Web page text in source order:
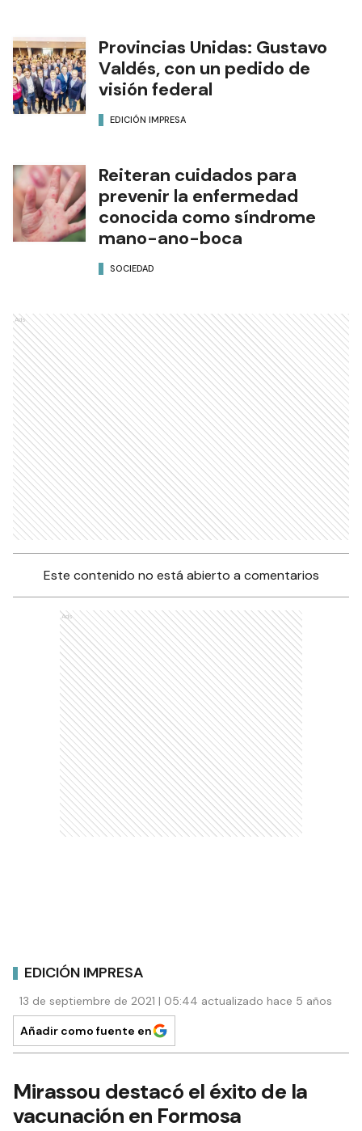
Provincias Unidas: Gustavo
Valdés, con un pedido de
visión federal
EDICIÓN IMPRESA
Reiteran cuidados para
prevenir la enfermedad
conocida como síndrome
mano-ano-boca
SOCIEDAD
Ads
Este contenido no está abierto a comentarios
Ads
EDICIÓN IMPRESA
13 de septiembre de 2021 | 05:44 actualizado hace 5 años
Añadir como fuente en
Mirassou destacó el éxito de la
vacunación en Formosa